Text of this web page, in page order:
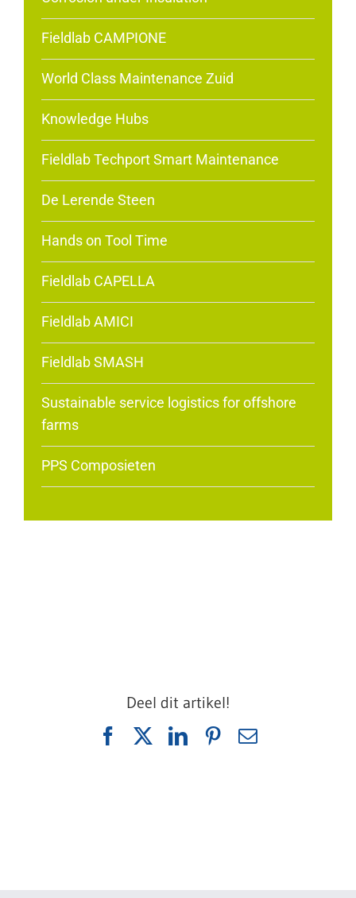
Fieldlab CAMPIONE
World Class Maintenance Zuid
Knowledge Hubs
Fieldlab Techport Smart Maintenance
De Lerende Steen
Hands on Tool Time
Fieldlab CAPELLA
Fieldlab AMICI
Fieldlab SMASH
Sustainable service logistics for offshore
farms
PPS Composieten
Deel dit artikel!
FacebookLinkedIn
Pinterest
E-